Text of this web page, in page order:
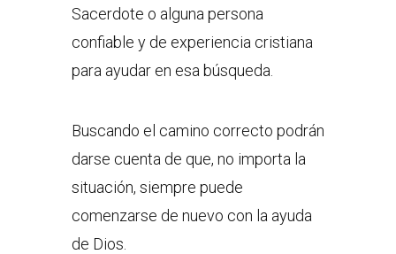
Sacerdote o alguna persona
confiable y de experiencia cristiana
para ayudar en esa búsqueda.
Buscando el camino correcto podrán
darse cuenta de que, no importa la
situación, siempre puede
comenzarse de nuevo con la ayuda
de Dios.